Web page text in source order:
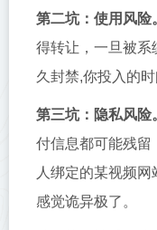
第二坑：使用风险
得转让，一旦被系
久封禁,你投入的
第三坑：隐私风险
付信息都可能残留
人绑定的某视频
感觉诡异极了。